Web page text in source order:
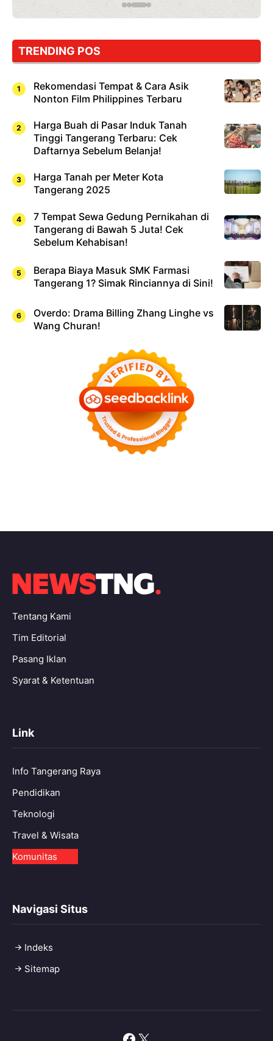
TRENDING POS
Rekomendasi Tempat & Cara Asik
Nonton Film Philippines Terbaru
Harga Buah di Pasar Induk Tanah
Tinggi Tangerang Terbaru: Cek
Daftarnya Sebelum Belanja!
Harga Tanah per Meter Kota
Tangerang 2025
7 Tempat Sewa Gedung Pernikahan di
Tangerang di Bawah 5 Juta! Cek
Sebelum Kehabisan!
Berapa Biaya Masuk SMK Farmasi
Tangerang 1? Simak Rinciannya di Sini!
Overdo: Drama Billing Zhang Linghe vs
Wang Churan!
Tentang Kami
Tim Editorial
Pasang Iklan
Syarat & Ketentuan
Link
Info Tangerang Raya
Pendidikan
Teknologi
Travel & Wisata
Komunitas
Navigasi Situs
Indeks
Sitemap